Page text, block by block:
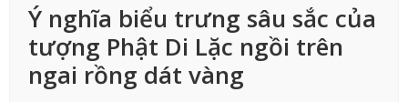
Ý nghĩa biểu trưng sâu sắc của
tượng Phật Di Lặc ngồi trên
ngai rồng dát vàng